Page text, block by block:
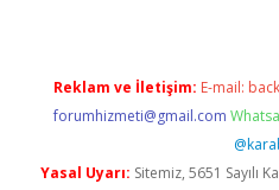
Reklam ve İletişim: E-mail:
forumhizmeti@gmail.com
Yasal Uyarı: Sitemiz, 5651 Sayılı